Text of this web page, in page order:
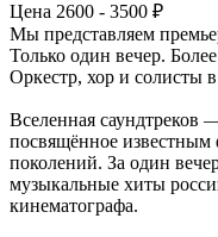
Цена 2600 - 3500 ₽
Мы представляем
Только один вечер.
Оркестр, хор и солисты
Вселенная саундтреков
посвящённое
поколений. За один
музыкальные хиты
кинематографа.